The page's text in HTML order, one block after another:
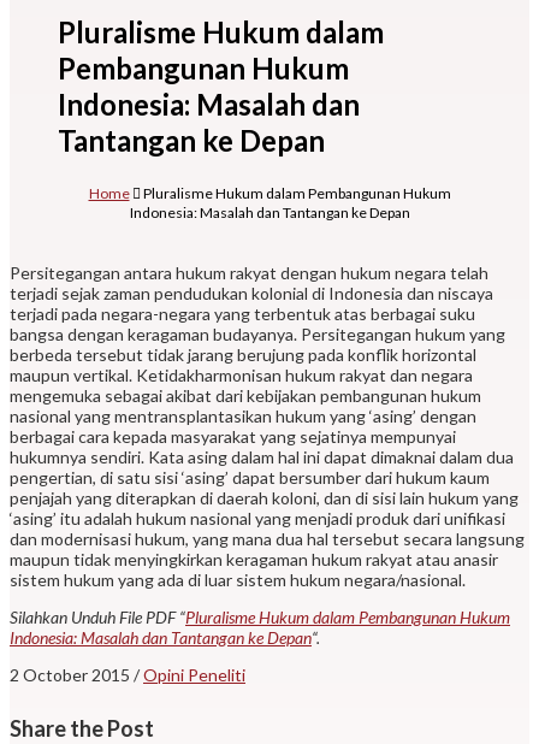
Pluralisme Hukum dalam
Pembangunan Hukum
Indonesia: Masalah dan
Tantangan ke Depan
Home
Pluralisme Hukum dalam Pembangunan Hukum
Indonesia: Masalah dan Tantangan ke Depan
Persitegangan antara hukum rakyat dengan hukum negara telah
terjadi sejak zaman pendudukan kolonial di Indonesia dan niscaya
terjadi pada negara-negara yang terbentuk atas berbagai suku
bangsa dengan keragaman budayanya. Persitegangan hukum yang
berbeda tersebut tidak jarang berujung pada konflik horizontal
maupun vertikal. Ketidakharmonisan hukum rakyat dan negara
mengemuka sebagai akibat dari kebijakan pembangunan hukum
nasional yang mentransplantasikan hukum yang ‘asing’ dengan
berbagai cara kepada masyarakat yang sejatinya mempunyai
hukumnya sendiri. Kata asing dalam hal ini dapat dimaknai dalam dua
pengertian, di satu sisi ‘asing’ dapat bersumber dari hukum kaum
penjajah yang diterapkan di daerah koloni, dan di sisi lain hukum yang
‘asing’ itu adalah hukum nasional yang menjadi produk dari unifikasi
dan modernisasi hukum, yang mana dua hal tersebut secara langsung
maupun tidak menyingkirkan keragaman hukum rakyat atau anasir
sistem hukum yang ada di luar sistem hukum negara/nasional.
Silahkan Unduh File PDF “Pluralisme Hukum dalam Pembangunan Hukum
Indonesia: Masalah dan Tantangan ke Depan“.
2 October 2015 /Opini Peneliti
Sharethe Post